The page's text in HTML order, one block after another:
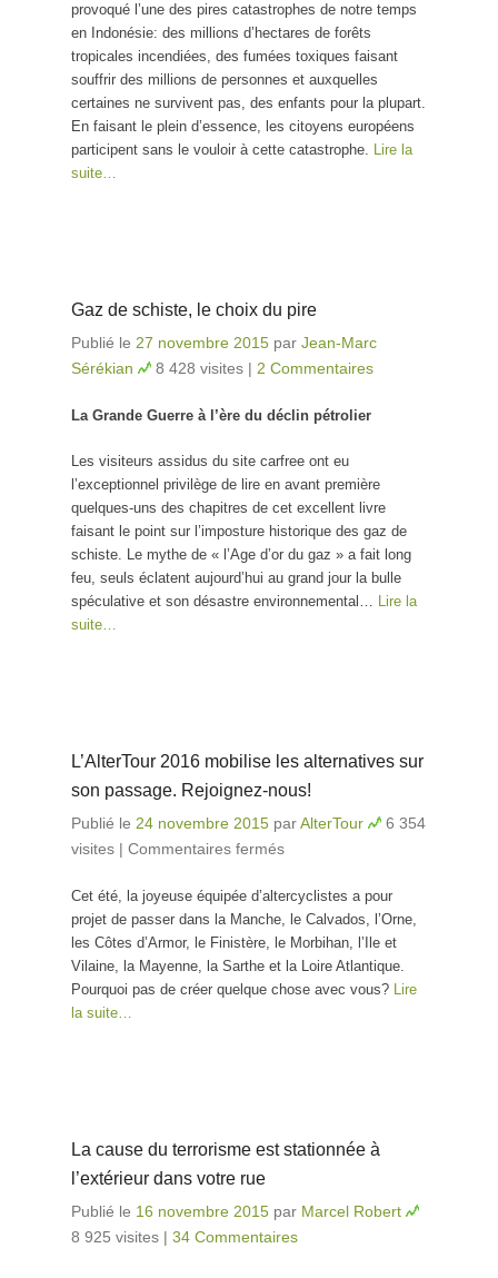
provoqué l’une des pires catastrophes de notre temps
en Indonésie: des millions d’hectares de forêts
tropicales incendiées, des fumées toxiques faisant
souffrir des millions de personnes et auxquelles
certaines ne survivent pas, des enfants pour la plupart.
En faisant le plein d’essence, les citoyens européens
participent sans le vouloir à cette catastrophe. Lire la
suite…
Gaz de schiste, le choix du pire
Publié le 27 novembre 2015 par Jean-Marc
Sérékian
8 428 visites | 2 Commentaires
La Grande Guerre à l’ère du déclin pétrolier
Les visiteurs assidus du site carfree ont eu
l’exceptionnel privilège de lire en avant première
quelques-uns des chapitres de cet excellent livre
faisant le point sur l’imposture historique des gaz de
schiste. Le mythe de « l’Age d’or du gaz » a fait long
feu, seuls éclatent aujourd’hui au grand jour la bulle
spéculative et son désastre environnemental… Lire la
suite…
L’AlterTour 2016 mobilise les alternatives sur
son passage. Rejoignez-nous!
Publié le 24 novembre 2015 parAlterTour
6 354
visites | Commentaires fermés
alternatives sur son
passage. Rejoignez-
nous!
Cet été, la joyeuse équipée d’altercyclistes a pour
projet de passer dans la Manche, le Calvados, l’Orne,
les Côtes d’Armor, le Finistère, le Morbihan, l’Ile et
Vilaine, la Mayenne, la Sarthe et la Loire Atlantique.
Pourquoi pas de créer quelque chose avec vous? Lire
la suite…
La cause du terrorisme est stationnée à
l’extérieur dans votre rue
Publié le 16 novembre 2015 par Marcel Robert
8 925 visites | 34 Commentaires